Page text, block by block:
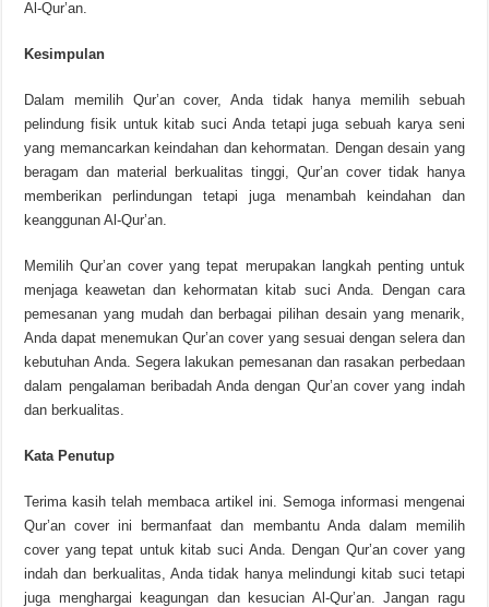
Al-Qur’an.
Kesimpulan
Dalam memilih Qur’an cover, Anda tidak hanya memilih sebuah
pelindung fisik untuk kitab suci Anda tetapi juga sebuah karya seni
yang memancarkan keindahan dan kehormatan. Dengan desain yang
beragam dan material berkualitas tinggi, Qur’an cover tidak hanya
memberikan perlindungan tetapi juga menambah keindahan dan
keanggunan Al-Qur’an.
Memilih Qur’an cover yang tepat merupakan langkah penting untuk
menjaga keawetan dan kehormatan kitab suci Anda. Dengan cara
pemesanan yang mudah dan berbagai pilihan desain yang menarik,
Anda dapat menemukan Qur’an cover yang sesuai dengan selera dan
kebutuhan Anda. Segera lakukan pemesanan dan rasakan perbedaan
dalam pengalaman beribadah Anda dengan Qur’an cover yang indah
dan berkualitas.
Kata Penutup
Terima kasih telah membaca artikel ini. Semoga informasi mengenai
Qur’an cover ini bermanfaat dan membantu Anda dalam memilih
cover yang tepat untuk kitab suci Anda. Dengan Qur’an cover yang
indah dan berkualitas, Anda tidak hanya melindungi kitab suci tetapi
juga menghargai keagungan dan kesucian Al-Qur’an. Jangan ragu